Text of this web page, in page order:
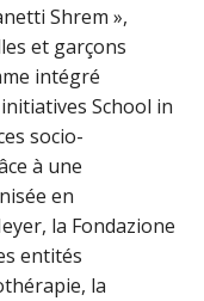
Shrem »,
et garçons
intégré
School in
socio-
à une
en
la Fondazione
entités
la